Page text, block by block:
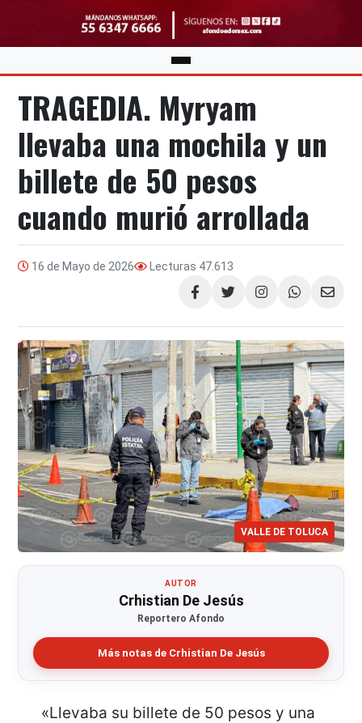
TRAGEDIA. Myryam
llevaba una mochila y un
billete de 50 pesos
cuando murió arrollada
16 de Mayo de 2026 Lecturas 47.613
Compartir
VALLE DE TOLUCA
AUTOR
Crhistian De Jesús
Reportero Afondo
Más notas de Crhistian De Jesús
«Llevaba su billete de 50 pesos y una